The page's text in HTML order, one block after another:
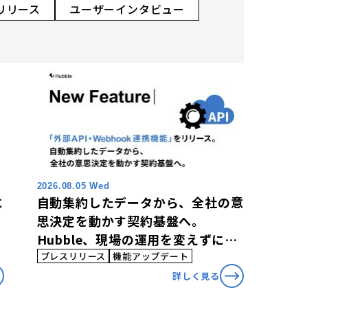
リース
ユーザーインタビュー
2026.08.05 Wed
自動集約したデータから、全社の意
思決定を動かす契約基盤へ。
Hubble、現場の運用を変えずにガ
バナンスとBCPを強化する「外部
API・Webhook連携機能」を提供
プレスリリース
機能アップデート
詳しく見る